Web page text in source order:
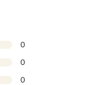
0
0
0